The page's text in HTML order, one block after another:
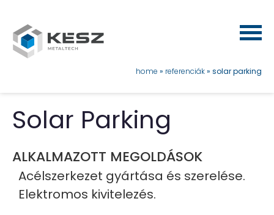
tartalomra
home referenciák solar parking
Solar Parking
ALKALMAZOTT MEGOLDÁSOK
Acélszerkezet gyártása és szerelése.
Elektromos kivitelezés.